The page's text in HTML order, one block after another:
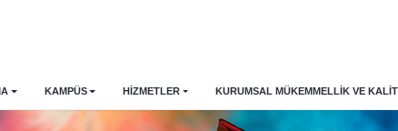
KAMPÜS HİZMETLER KURUMSAL MÜKEMMELLIK VE